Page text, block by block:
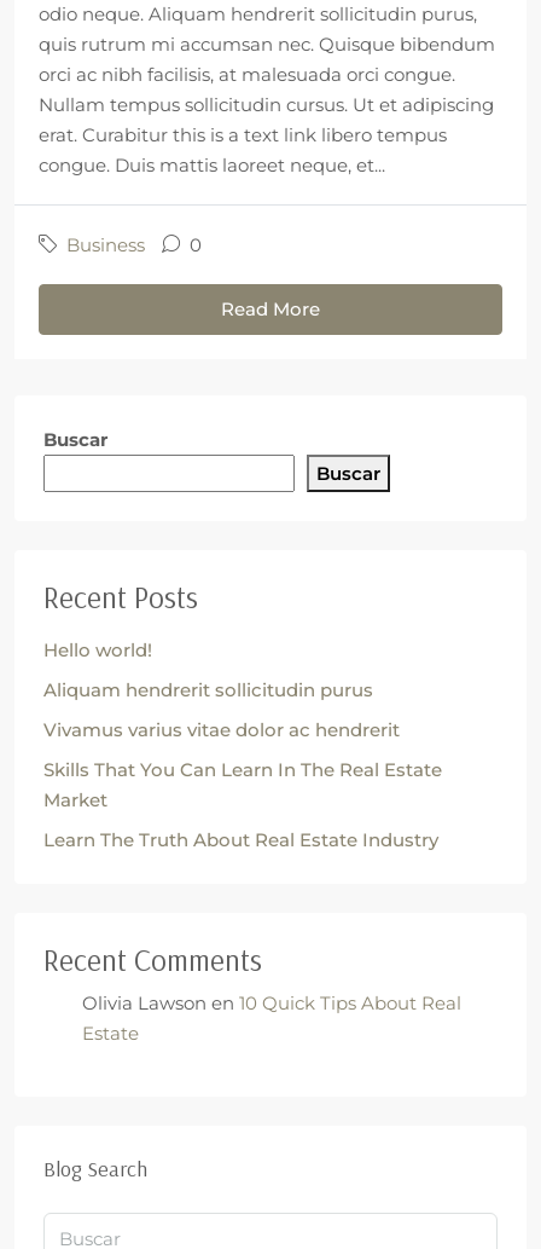
odio neque. Aliquam hendrerit sollicitudin purus,
quis rutrum mi accumsan nec. Quisque bibendum
orci ac nibh facilisis, at malesuada orci congue.
Nullam tempus sollicitudin cursus. Ut et adipiscing
erat. Curabitur this is a text link libero tempus
congue. Duis mattis laoreet neque, et...
Business 0
Read More
Buscar
Buscar
Recent Posts
Hello world!
Aliquam hendrerit sollicitudin purus
Vivamus varius vitae dolor ac hendrerit
Skills That You Can Learn In The Real Estate
Market
Learn The Truth About Real Estate Industry
Recent Comments
Olivia Lawson en 10 Quick Tips About Real
Estate
Blog Search